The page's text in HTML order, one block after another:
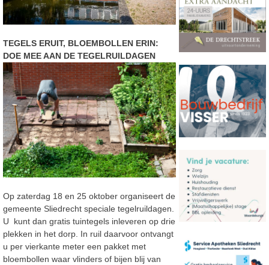
TEGELS ERUIT, BLOEMBOLLEN ERIN:
DOE MEE AAN DE TEGELRUILDAGEN
Op zaterdag 18 en 25 oktober organiseert de
gemeente Sliedrecht speciale tegelruildagen.
U kunt dan gratis tuintegels inleveren op drie
plekken in het dorp. In ruil daarvoor ontvangt
u per vierkante meter een pakket met
bloembollen waar vlinders of bijen blij van